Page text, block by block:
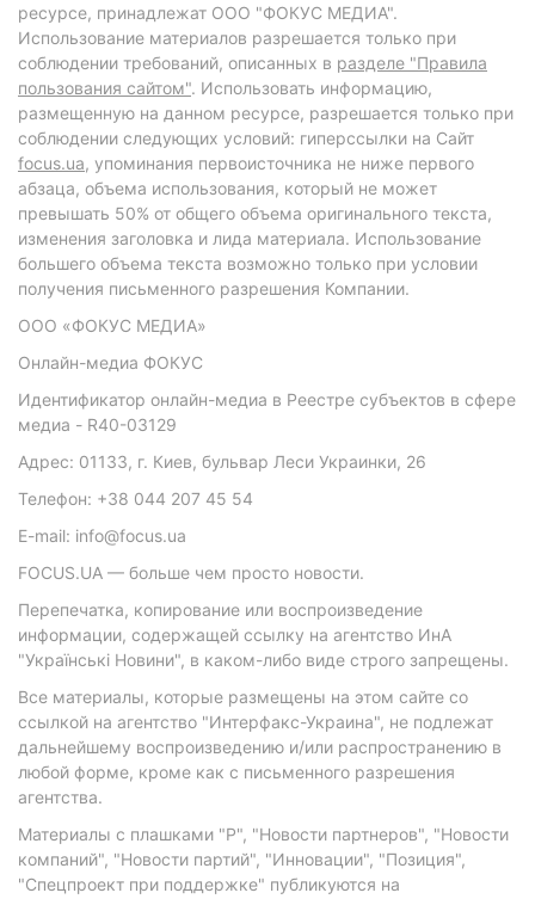
ресурсе, принадлежат ООО "ФОКУС МЕДИА".
Использование материалов разрешается только при
соблюдении требований, описанных в разделе "Правила
пользования сайтом". Использовать информацию,
размещенную на данном ресурсе, разрешается только при
соблюдении следующих условий: гиперссылки на Сайт
focus.ua, упоминания первоисточника не ниже первого
абзаца, объема использования, который не может
превышать 50% от общего объема оригинального текста,
изменения заголовка и лида материала. Использование
большего объема текста возможно только при условии
получения письменного разрешения Компании.
ООО «ФОКУС МЕДИА»
Онлайн-медиа ФОКУС
Идентификатор онлайн-медиа в Реестре субъектов в сфере
медиа - R40-03129
Адрес: 01133, г. Киев, бульвар Леси Украинки, 26
Телефон: +38 044 207 45 54
E-mail: info@focus.ua
FOCUS.UA — больше чем просто новости.
Перепечатка, копирование или воспроизведение
информации, содержащей ссылку на агентство ИнА
"Українські Новини", в каком-либо виде строго запрещены.
Все материалы, которые размещены на этом сайте со
ссылкой на агентство "Интерфакс-Украина", не подлежат
дальнейшему воспроизведению и/или распространению в
любой форме, кроме как с письменного разрешения
агентства.
Материалы с плашками "Р", "Новости партнеров", "Новости
компаний", "Новости партий", "Инновации", "Позиция",
"Спецпроект при поддержке" публикуются на